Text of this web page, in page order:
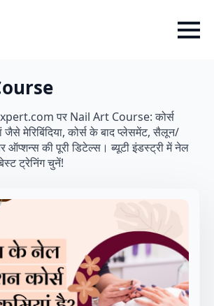
पर Nail Art Course: कोर्स
जैसे मेरिबिंदिया, कोर्स के बाद प्लेसमेंट, सैलून/
ऑप्शन्स की पूरी डिटेल्स। ब्यूटी इंडस्ट्री में नेल
ट्रेनिंग चुनें!